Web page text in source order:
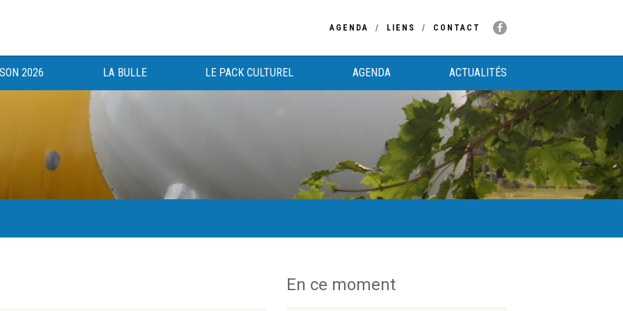
AGENDA LIENS CONTACT
2026 LA BULLE LE PACK CULTUREL AGENDA ACTUALITÉS
au bénéfice des haut-saônois depuis 1983. En ce moment